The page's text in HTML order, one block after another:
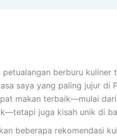
berburu
saya yang paling jujur di
makan terbaik—mulai
juga kisah unik di
beberapa rekomendasi